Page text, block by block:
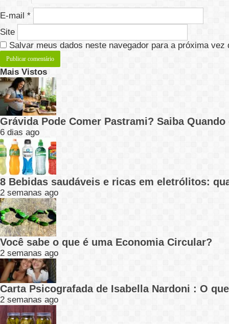
E-mail *
Site
Salvar meus dados neste navegador para a próxima vez
Mais Vistos
Grávida Pode Comer Pastrami? Saiba
6 dias ago
8 Bebidas saudáveis e ricas em eletrólitos:
2 semanas ago
Você sabe o que é uma Economia Circular?
2 semanas ago
Carta Psicografada de Isabella Nardoni : O
2 semanas ago